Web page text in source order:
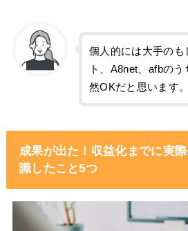
個人的には大手のも
ト、A8net、afbの
然OKだと思います。
成果が出た！収益化までに実
識したこと5つ